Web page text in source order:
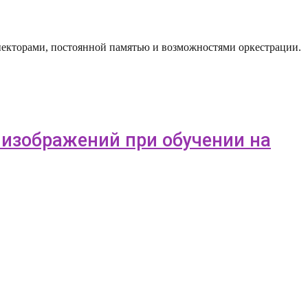
постоянной памятью и возможностями оркестрации.
при обучении на